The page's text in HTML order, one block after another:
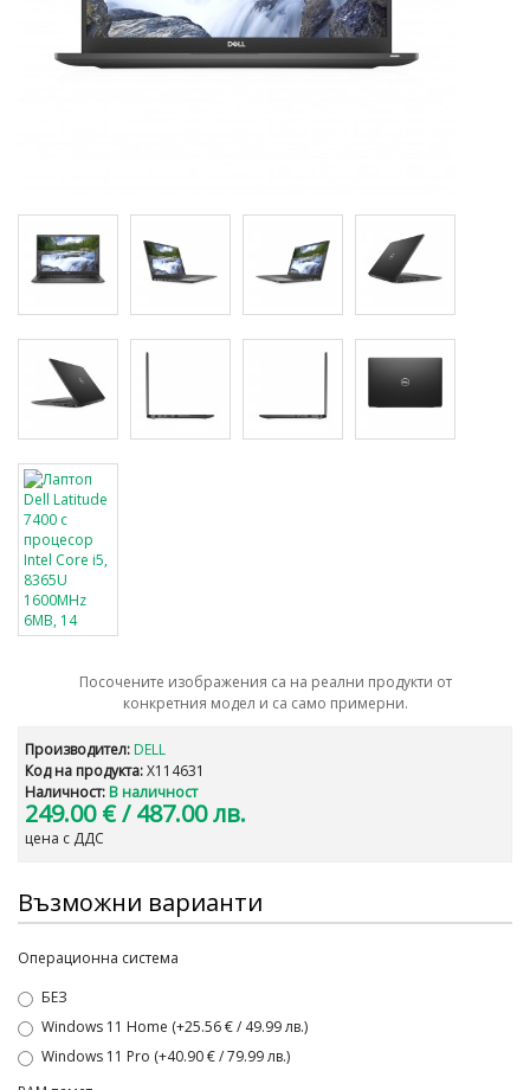
Посочените изображения са на реални продукти от
конкретния модел и са само примерни.
Производител: DELL
Код на продукта:X114631
Наличност: В наличност
249.00 €/ 487.00 лв.
цена с ДДС
Възможни варианти
Операционна система
БЕЗ
Windows 11 Home (+25.56 € / 49.99 лв.)
Windows 11 Pro (+40.90 € / 79.99 лв.)